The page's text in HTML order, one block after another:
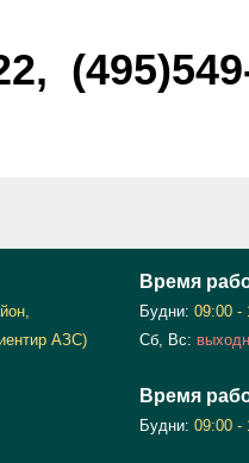
АЗС)
Время
Будни: 09:00 -
Сб, Вс:
Время
Будни: 09:00